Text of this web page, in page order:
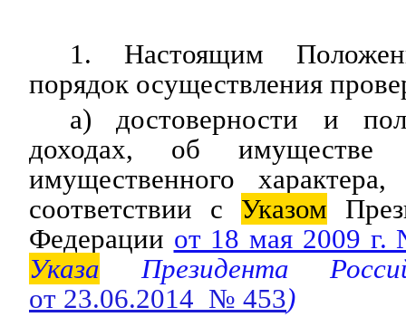
1. Настоящим
порядок осуществления
а) достоверности и
доходах, об имуществе и
имущественного
соответствии с Указом
Федерации от 18 мая 2009
Указа Президента
от 23.06.2014 № 453)